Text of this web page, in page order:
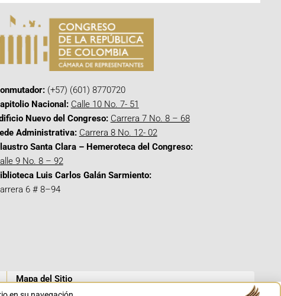
(+57) (601) 8770720
Nacional: Calle 10 No. 7- 51
Nuevo del Congreso: Carrera 7 No. 8 – 68
Administrativa: Carrera 8 No. 12- 02
Santa Clara – Hemeroteca del Congreso:
9 No. 8 – 92
Luis Carlos Galán Sarmiento:
6 # 8–94
Mapa del Sitio